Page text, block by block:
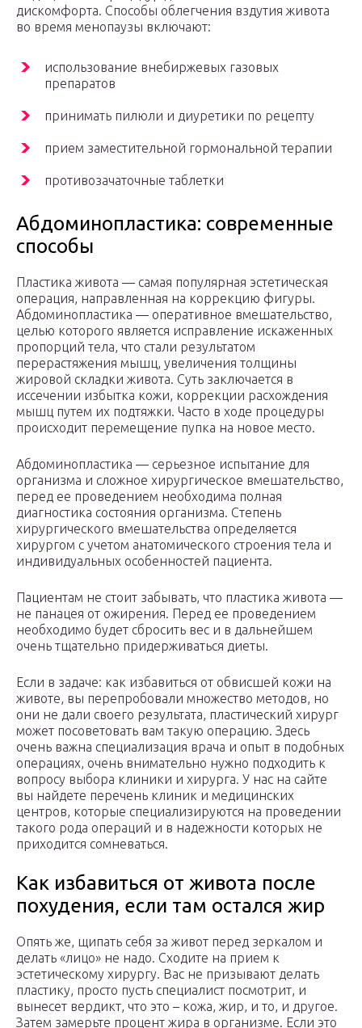
дискомфорта. Способы облегчения вздутия живота
во время менопаузы включают:
использование внебиржевых газовых
препаратов
принимать пилюли и диуретики по рецепту
прием заместительной гормональной терапии
противозачаточные таблетки
Абдоминопластика: современные
способы
Пластика живота — самая популярная эстетическая
операция, направленная на коррекцию фигуры.
Абдоминопластика — оперативное вмешательство,
целью которого является исправление искаженных
пропорций тела, что стали результатом
перерастяжения мышц, увеличения толщины
жировой складки живота. Суть заключается в
иссечении избытка кожи, коррекции расхождения
мышц путем их подтяжки. Часто в ходе процедуры
происходит перемещение пупка на новое место.
Абдоминопластика — серьезное испытание для
организма и сложное хирургическое вмешательство,
перед ее проведением необходима полная
диагностика состояния организма. Степень
хирургического вмешательства определяется
хирургом с учетом анатомического строения тела и
индивидуальных особенностей пациента.
Пациентам не стоит забывать, что пластика живота —
не панацея от ожирения. Перед ее проведением
необходимо будет сбросить вес и в дальнейшем
очень тщательно придерживаться диеты.
Если в задаче: как избавиться от обвисшей кожи на
животе, вы перепробовали множество методов, но
они не дали своего результата, пластический хирург
может посоветовать вам такую операцию. Здесь
очень важна специализация врача и опыт в подобных
операциях, очень внимательно нужно подходить к
вопросу выбора клиники и хирурга. У нас на сайте
вы найдете перечень клиник и медицинских
центров, которые специализируются на проведении
такого рода операций и в надежности которых не
приходится сомневаться.
Как избавиться от живота после
похудения, если там остался жир
Опять же, щипать себя за живот перед зеркалом и
делать «лицо» не надо. Сходите на прием к
эстетическому хирургу. Вас не призывают делать
пластику, просто пусть специалист посмотрит, и
вынесет вердикт, что это – кожа, жир, и то, и другое.
Затем замерьте процент жира в организме. Если это